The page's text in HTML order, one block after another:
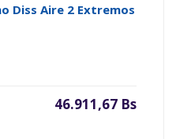
Diss Aire 2 Extremos
46.911,67 Bs